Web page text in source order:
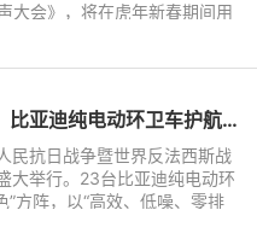
大会》，将在虎年新春期间用
年初一到初六每晚18：30-1
当先锋，打头阵！比亚迪纯电动环卫车护航九三阅兵
民抗日战争暨世界反法西斯战
大举行。23台比亚迪纯电动环
”方阵，以“高效、低噪、零排
正式受阅方阵前的路面环卫保